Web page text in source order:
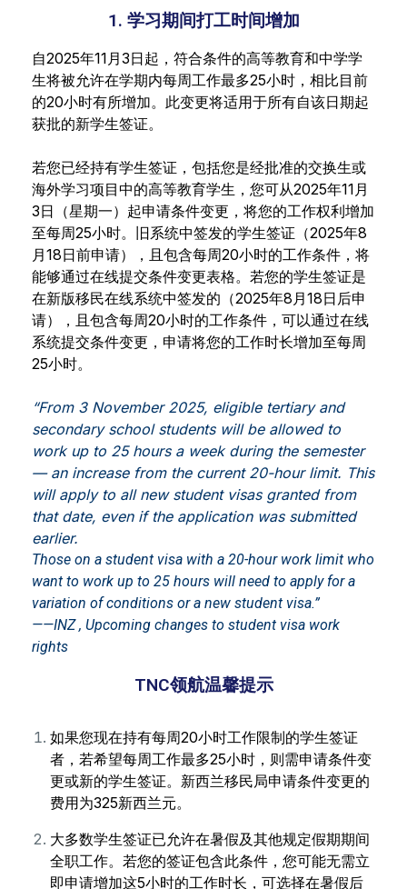
1. 学习期间打工时间增加
自2025年11月3日起，符合条件的高等教育和中学学
生将被允许在学期内每周工作最多25小时，相比目前
的20小时有所增加。此变更将适用于所有自该日期起
获批的新学生签证。
若您已经持有学生签证，包括您是经批准的交换生或
海外学习项目中的高等教育学生，您可从2025年11月
3日（星期一）起申请条件变更，将您的工作权利增加
至每周25小时。旧系统中签发的学生签证（2025年8
月18日前申请），且包含每周20小时的工作条件，将
能够通过在线提交条件变更表格。若您的学生签证是
在新版移民在线系统中签发的（2025年8月18日后申
请），且包含每周20小时的工作条件，可以通过在线
系统提交条件变更，申请将您的工作时长增加至每周
25小时。
“From 3 November 2025, eligible tertiary and
secondary school students will be allowed to
work up to 25 hours a week during the semester
— an increase from the current 20-hour limit. This
will apply to all new student visas granted from
that date, even if the application was submitted
earlier.
Those on a student visa with a 20-hour work limit who
want to work up to 25 hours will need to apply for a
variation of conditions or a new student visa.”
——INZ , Upcoming changes to student visa work
rights
TNC领航温馨提示
如果您现在持有每周20小时工作限制的学生签证
者，若希望每周工作最多25小时，则需申请条件变
更或新的学生签证。新西兰移民局申请条件变更的
费用为325新西兰元。
大多数学生签证已允许在暑假及其他规定假期期间
全职工作。若您的签证包含此条件，您可能无需立
即申请增加这5小时的工作时长，可选择在暑假后